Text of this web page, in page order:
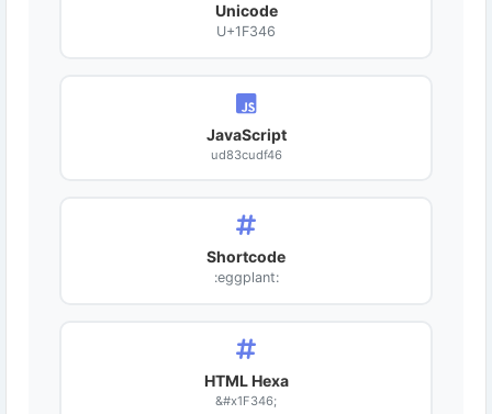
Unicode
U+1F346
JavaScript
ud83cudf46
Shortcode
:eggplant:
HTML Hexa
&#x1F346;